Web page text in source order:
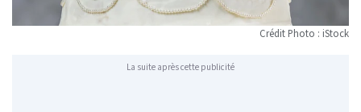
Crédit Photo : iStock
La suite après cette publicité